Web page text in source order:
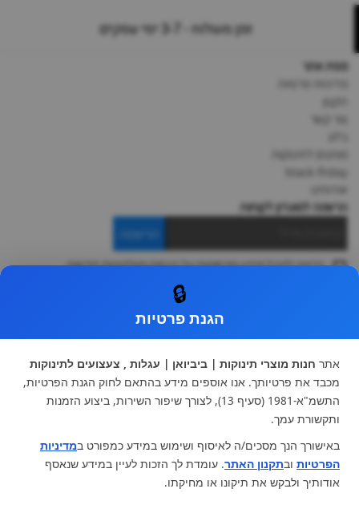
זמן משלוח - 3-7 ימי עסקים
מפת אתר
צור קשר
מותגים לתינוקות
black-friday
אודותינו
הרשמה למועדון לקוחות
הרשמה
ברצוני לקבל מידע ופרסומות על הנחות וקולקציות חדשות
עגלות וטיולונים
כיסא בטיחות ואביזרים
ריהוט לתינוקות
מצעים למיטת תינוק וטקסטיל
צעצועי ילדים
על גלגלים
הנקה והאכלה
מוצרי אמבטיה
מוזמנים לבקר אותנו:
🔒
הגנת פרטיות
אתר חנות מוצרי תינוקות | ביביואן | עגלות , צעצועים לתינוקות
מכבד את פרטיותך. אנו אוספים מידע בהתאם לחוק הגנת הפרטיות,
התשמ"א-1981 (סעיף 13), לצורך שיפור השירות, ביצוע הזמנות
ותקשורת עמך.
באישורך הנך מסכים/ה לאיסוף ושימוש במידע כמפורט במדיניות
הפרטיות ובתקנון האתר. עומדת לך הזכות לעיין במידע שנאסף
אודותיך ולבקש את תיקונו או מחיקתו.